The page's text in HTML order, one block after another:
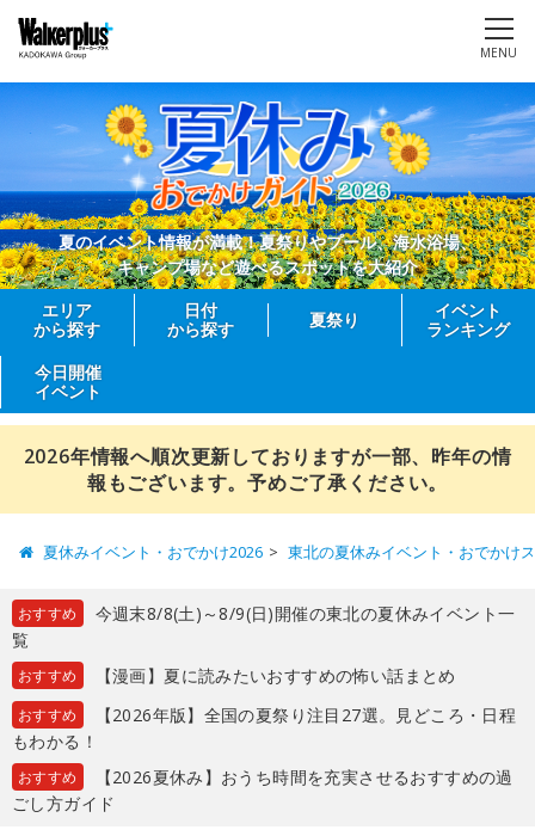
MENU
夏のイベント情報が満載！夏祭りやプール、海水浴場、
キャンプ場など遊べるスポットを大紹介
エリア
から探す
日付
から探す
夏祭り
イベント
ランキング
今日開催
イベント
2026年情報へ順次更新しておりますが一部、昨年の情
報もございます。予めご了承ください。
夏休みイベント・おでかけ2026 東北の夏休みイベント・おでかけ
おすすめ
今週末8/8(土)～8/9(日)開催の東北の夏休みイベント一
覧
おすすめ 【漫画】夏に読みたいおすすめの怖い話まとめ
おすすめ
【2026年版】全国の夏祭り注目27選。見どころ・日程
もわかる！
おすすめ
【2026夏休み】おうち時間を充実させるおすすめの過
ごし方ガイド